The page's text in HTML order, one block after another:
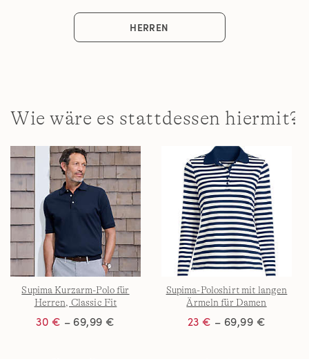
HERREN
Wie wäre es stattdessen hiermit?
Supima Kurzarm-Polo für
Herren, Classic Fit
30 € – 69,99 €
Supima-Poloshirt mit langen
Ärmeln für Damen
23 € – 69,99 €